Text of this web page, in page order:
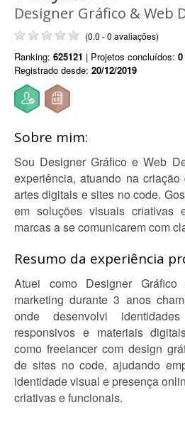
Designer Gráfico & Web
(0.0 - 0 avaliações)
Ranking: 625121 | Projetos concluídos: 0
Registrado desde: 20/12/2019
Sobre mim:
Sou Designer Gráfico e Web
experiência, atuando na
artes digitais e sites no code.
em soluções visuais criativas
marcas a se comunicarem com
Resumo da experiência
Atuei como Designer
marketing durante 3 anos
onde desenvolvi
responsivos e materiais
como freelancer com design
de sites no code, ajudando
identidade visual e presença
criativas e funcionais.